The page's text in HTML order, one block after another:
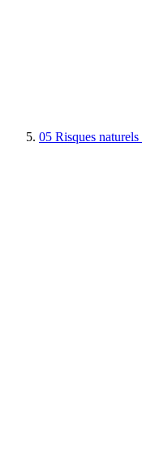
05 Risques naturels